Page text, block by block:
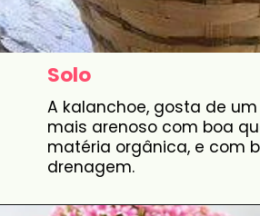
Solo
A kalanchoe, gosta de
mais arenoso com boa
matéria orgânica, e com
drenagem.